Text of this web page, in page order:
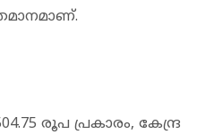
രൂപ പ്രകാരം, കേന്ദ്ര